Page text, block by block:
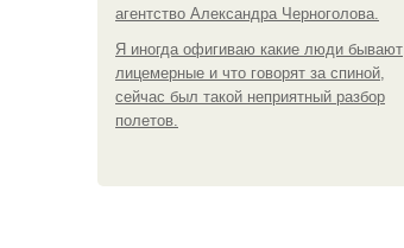
агентство Александра Черноголова.
Я иногда офигиваю какие люди бывают
лицемерные и что говорят за спиной,
сейчас был такой неприятный разбор
полетов.